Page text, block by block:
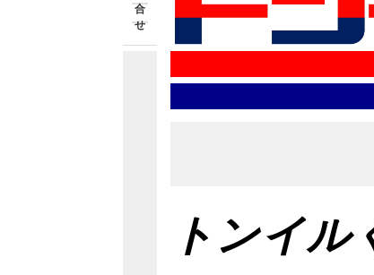
合
せ
トンイ